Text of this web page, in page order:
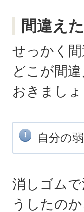
間違え
せっかく間
どこが間
おきましょ
自分の
消しゴム
うしたの